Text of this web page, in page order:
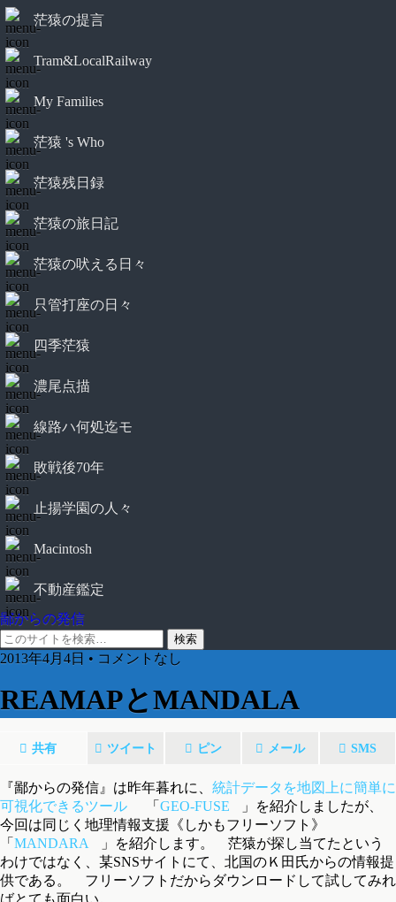
茫猿の提言
Tram&LocalRailway
My Families
茫猿 's Who
茫猿残日録
茫猿の旅日記
茫猿の吠える日々
只管打座の日々
四季茫猿
濃尾点描
線路ハ何処迄モ
敗戦後70年
止揚学園の人々
Macintosh
不動産鑑定
鄙からの発信
2013年4月4日 • コメントなし
REAMAPとMANDALA
共有 ツイート ピン メール SMS
『鄙からの発信』は昨年暮れに、 統計データを地図上に簡単に
可視化できるツール
「 GEO-FUSE
」を紹介しましたが、
今回は同じく地理情報支援《しかもフリーソフト》
「 MANDARA
」を紹介します。 茫猿が探し当てたという
わけではなく、某SNSサイトにて、北国のＫ田氏からの情報提
供である。 フリーソフトだからダウンロードして試してみれ
ばとても面白い。